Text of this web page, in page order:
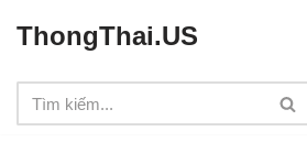
tới
nội
ThongThai.US